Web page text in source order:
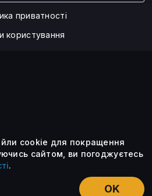
КУРСИ КРИПТОВАЛЮТ
приватності
користування
— 2026
належать ForkLog. Ви можете
після узгодження із редакцією та
посилання на ForkLog.
cookie для покращення
сайтом, ви погоджуєтесь
.
OK